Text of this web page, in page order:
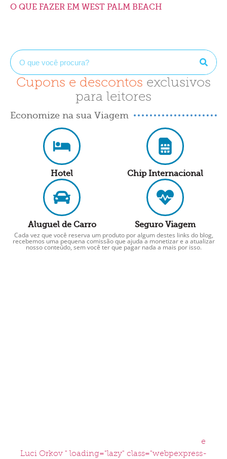
O QUE FAZER EM WEST PALM BEACH
Cupons e descontos exclusivos
para leitores
Economize na sua Viagem
Hotel Chip Internacional
Aluguel de Carro Seguro Viagem
Cada vez que você reserva um produto por algum destes links do blog,
recebemos uma pequena comissão que ajuda a monetizar e a atualizar
nosso conteúdo, sem você ter que pagar nada a mais por isso.
e
Luci Orkov " loading="lazy" class="webpexpress-